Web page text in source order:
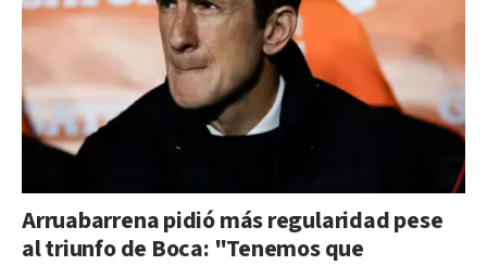
Arruabarrena pidió más regularidad pese
al triunfo de Boca: "Tenemos que